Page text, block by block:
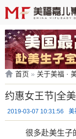
首页 » 关于美福 ·
约惠女王节|全
2019-03-07 10:31:56 美
很多赴美生子